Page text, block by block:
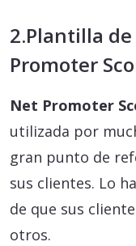
2.Plantilla
Promoter
Net Promoter
utilizada por
gran punto de
sus clientes. Lo
de que sus
otros.